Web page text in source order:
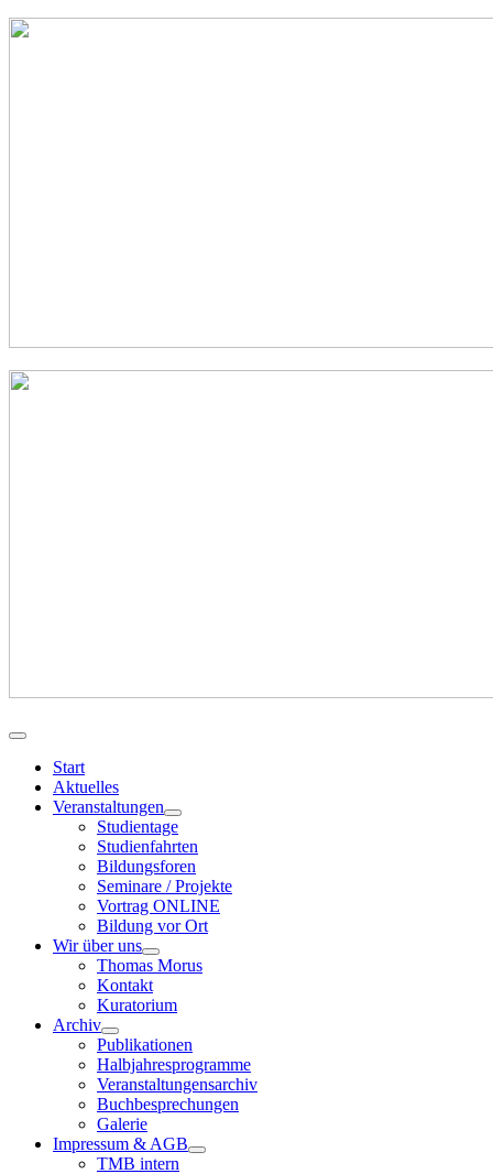
Start
Aktuelles
Veranstaltungen
Studientage
Studienfahrten
Bildungsforen
Seminare / Projekte
Vortrag ONLINE
Bildung vor Ort
Wir über uns
Thomas Morus
Kontakt
Kuratorium
Archiv
Publikationen
Halbjahresprogramme
Veranstaltungensarchiv
Buchbesprechungen
Galerie
Impressum & AGB
TMB intern